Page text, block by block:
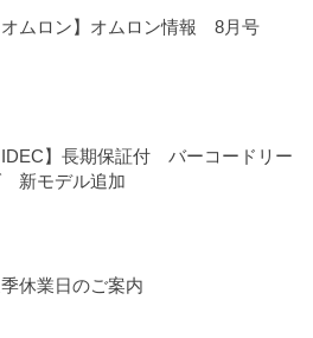
ムロン】オムロン情報 8月号
】長期保証付 バーコードリー
新モデル追加
休業日のご案内